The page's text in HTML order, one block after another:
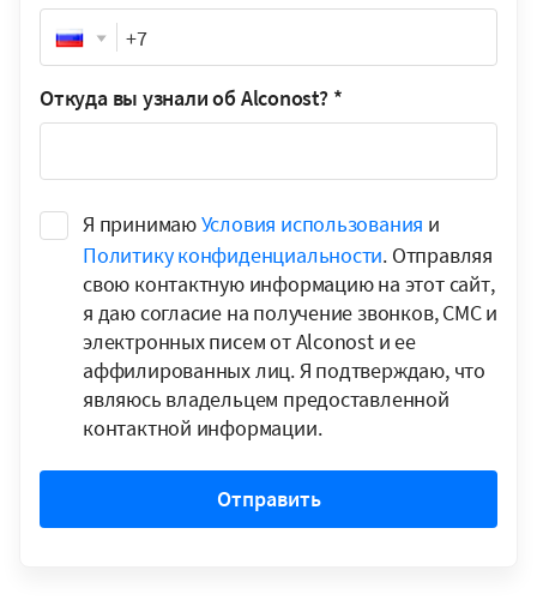
Phone
Откуда вы узнали об Alconost? *
Я принимаюУсловия использования и
Политику конфиденциальности. Отправляя
свою контактную информацию на этот сайт,
я даю согласие на получение звонков, СМС и
электронных писем от Alconost и ее
аффилированных лиц. Я подтверждаю, что
являюсь владельцем предоставленной
контактной информации.
Отправить